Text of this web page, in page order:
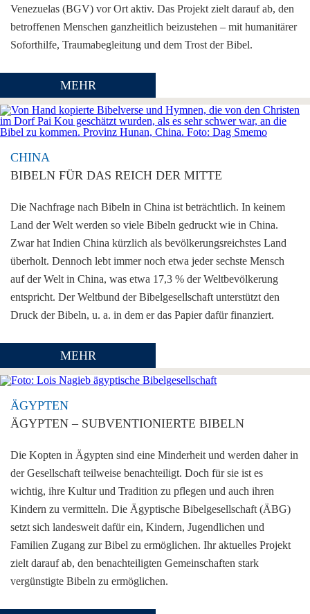
Venezuelas (BGV) vor Ort aktiv. Das Projekt zielt darauf ab, den
betroffenen Menschen ganzheitlich beizustehen – mit humanitärer
Soforthilfe, Traumabegleitung und dem Trost der Bibel.
MEHR
CHINA
BIBELN FÜR DAS REICH DER MITTE
Die Nachfrage nach Bibeln in China ist beträchtlich. In keinem
Land der Welt werden so viele Bibeln gedruckt wie in China.
Zwar hat Indien China kürzlich als bevölkerungsreichstes Land
überholt. Dennoch lebt immer noch etwa jeder sechste Mensch
auf der Welt in China, was etwa 17,3 % der Weltbevölkerung
entspricht. Der Weltbund der Bibelgesellschaft unterstützt den
Druck der Bibeln, u. a. in dem er das Papier dafür finanziert.
MEHR
ÄGYPTEN
ÄGYPTEN – SUBVENTIONIERTE BIBELN
Die Kopten in Ägypten sind eine Minderheit und werden daher in
der Gesellschaft teilweise benachteiligt. Doch für sie ist es
wichtig, ihre Kultur und Tradition zu pflegen und auch ihren
Kindern zu vermitteln. Die Ägyptische Bibelgesellschaft (ÄBG)
setzt sich landesweit dafür ein, Kindern, Jugendlichen und
Familien Zugang zur Bibel zu ermöglichen. Ihr aktuelles Projekt
zielt darauf ab, den benachteiligten Gemeinschaften stark
vergünstigte Bibeln zu ermöglichen.